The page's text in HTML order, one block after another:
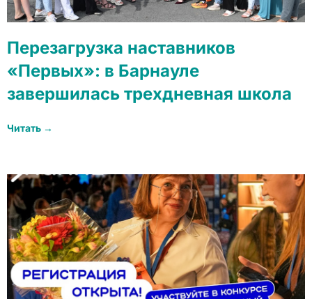
Перезагрузка наставников
«Первых»: в Барнауле
завершилась трехдневная школа
Читать →